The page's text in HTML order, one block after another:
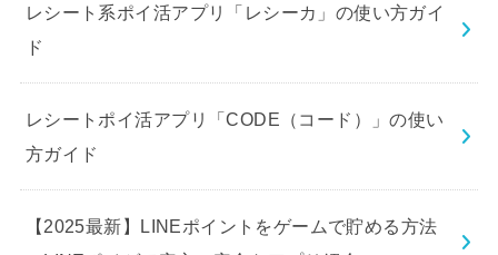
レシート系ポイ活アプリ「レシーカ」の使い方ガイ
ド
レシートポイ活アプリ「CODE（コード）」の使い
方ガイド
【2025最新】LINEポイントをゲームで貯める方法